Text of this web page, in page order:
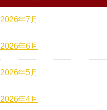
2026年7月
2026年6月
2026年5月
2026年4月